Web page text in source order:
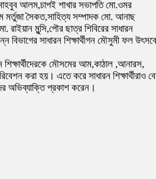
আলম,চাপই শাখার সভাপতি মো.ওমর
মর্তুজা সৈকত,সাহিত্য সম্পাদক মো. আনাছ
মুন্সি,পৌর ছাত্র শিবিরের সাধারন
সাধারন শিক্ষার্থীগন মৌসুমী ফল উৎসবে
শিক্ষার্থীদেরকে মৌসমের আম,কাঠাল ,আনারস,
করা হয়। এতে করে সাধারন শিক্ষার্থীরাও
অভিব্যাক্তি প্রকাশ করেন।